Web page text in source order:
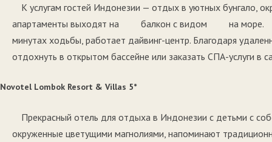
К услугам гостей Индонезии — отдых в уютных бунгало,
апартаменты выходят на балкон с видом на море.
минутах ходьбы, работает дайвинг-центр. Благодаря
отдохнуть в открытом бассейне или заказать СПА-услуги в
Novotel Lombok Resort & Villas 5*
Прекрасный отель для отдыха в Индонезии с детьми с
окруженные цветущими магнолиями, напоминают